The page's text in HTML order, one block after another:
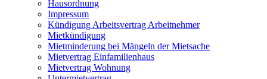
Hausordnung
Impressum
Kündigung Arbeitsvertrag Arbeitnehmer
Mietkündigung
Mietminderung bei Mängeln der Mietsache
Mietvertrag Einfamilienhaus
Mietvertrag Wohnung